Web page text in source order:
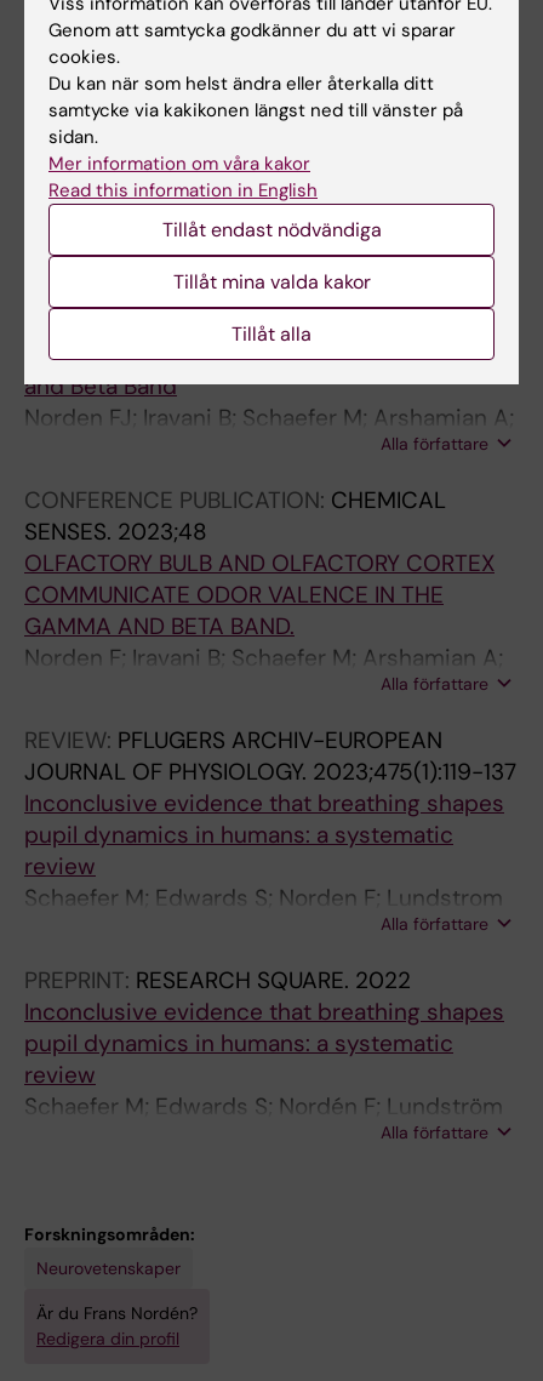
PREPRINT: BIORXIV.
2023
The how, when, and what of odor valence
communication between the olfactory bulb
and piriform cortex
Nordén F; Iravani B; Schaefer M; Winter A;
Lundqvist M; Lundqvist M; Arshamian A;
Alla författare
CONFERENCE PUBLICATION:CHEMICAL
2023;48
Olfactory Bulb and Olfactory Cortex
Communicate Odor Valence in the Gamma
and Beta Band
Norden FJ; Iravani B; Schaefer M; Arshamian A;
Alla författare
CONFERENCE PUBLICATION: CHEMICAL
SENSES. 2023;48
OLFACTORY BULB AND OLFACTORY CORTEX
COMMUNICATE ODOR VALENCE IN THE
GAMMA AND BETA BAND.
Norden F; Iravani B; Schaefer M; Arshamian A;
Alla författare
REVIEW: PFLUGERS ARCHIV-EUROPEAN
JOURNAL OF PHYSIOLOGY. 2023;475(1):119-137
Inconclusive evidence that breathing shapes
pupil dynamics in humans: a systematic
review
Schaefer M; Edwards S; Norden F; Lundstrom
Alla författare
PREPRINT: RESEARCH SQUARE. 2022
Inconclusive evidence that breathing shapes
pupil dynamics in humans: a systematic
review
Schaefer M; Edwards S; Nordén F; Lundström
Alla författare
Forskningsområden:
Neurovetenskaper
Är du Frans Nordén?
Redigera din profil
Genom att samtycka godkänner du att vi sparar
cookies.
Du kan när som helst ändra eller återkalla ditt
samtycke via kakikonen längst ned till vänster på
sidan.
Mer information om våra kakor
Read this information in English
Tillåt endast nödvändiga
Tillåt mina valda kakor
Tillåt alla